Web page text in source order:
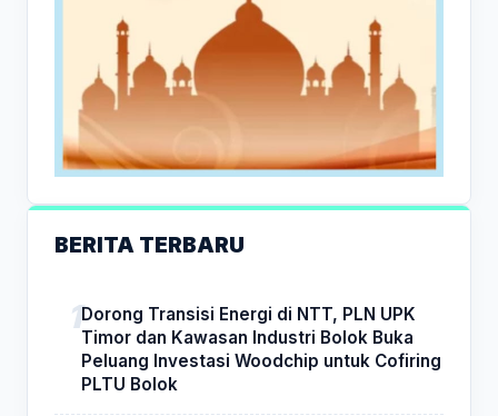
BERITA TERBARU
Dorong Transisi Energi di NTT, PLN UPK
Timor dan Kawasan Industri Bolok Buka
Peluang Investasi Woodchip untuk Cofiring
PLTU Bolok